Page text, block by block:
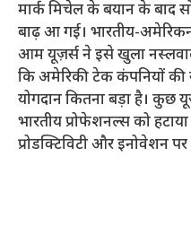
मार्क मिचेल के बयान के बाद
बाढ़ आ गई। भारतीय-
आम यूज़र्स ने इसे खुला नस्लवाद
कि अमेरिकी टेक कंपनियों
योगदान कितना बड़ा है। कुछ
भारतीय प्रोफेशनल्स को
प्रोडक्टिविटी और इनोवेशन